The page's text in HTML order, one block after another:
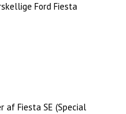
Ford Fiesta
Fiesta SE (Special